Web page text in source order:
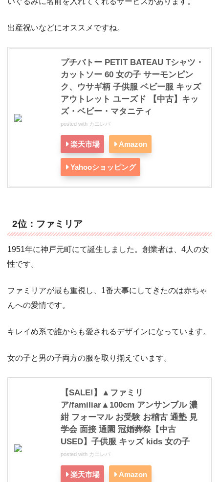
出産祝いなどにオススメですね。
プチバトー PETIT BATEAU Tシャツ・
カットソー 60 女の子 サーモンピン
ク、ウサギ柄 子供服 ベビー服 キッズ
アウトレット ユーズド 【中古】キッ
ズ・ベビー・マタニティ
posted with カエレバ
楽天市場 Amazon
Yahooショッピング
2位：ファミリア
1951年に神戸元町にて誕生しました。創業者は、4人の女
性です。
ファミリアが最も重視し、1番大事にしてきたのは赤ちゃ
んへの愛情です。
キレイめ系で誰からも愛されるデザインになっています。
女の子と男の子両方の服を取り揃えています。
【SALE!】▲ファミリ
ア/familiar▲100cm アンサンブル 濃
紺 フォーマル お受験 お稽古 通塾 見
学会 面接 通園 冠婚葬祭【中古
USED】子供服 キッズ kids 女の子
posted with カエレバ
楽天市場 Amazon